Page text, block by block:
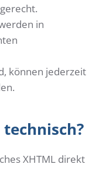
in
können jederzeit
XHTML direkt